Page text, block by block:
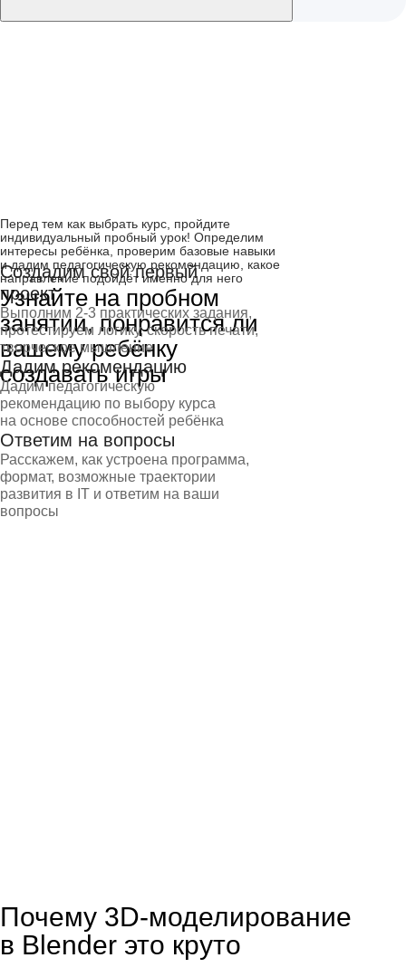
Перед тем как выбрать курс, пройдите
индивидуальный пробный урок! Определим
интересы ребёнка, проверим базовые навыки
и дадим педагогическую рекомендацию, какое
направление подойдёт именно для него
Узнайте на пробном
занятии, понравится ли
вашему ребёнку
создавать игры
Создадим свой первый
проект
Выполним 2-3 практических задания,
протестируем логику, скорость печати,
творческое мышление
Дадим рекомендацию
Дадим педагогическую
рекомендацию по выбору курса
на основе способностей ребёнка
Ответим на вопросы
Расскажем, как устроена программа,
формат, возможные траектории
развития в IT и ответим на ваши
вопросы